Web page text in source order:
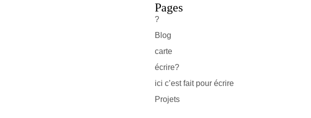
Pages
?
Blog
carte
écrire?
ici c’est fait pour écrire
Projets